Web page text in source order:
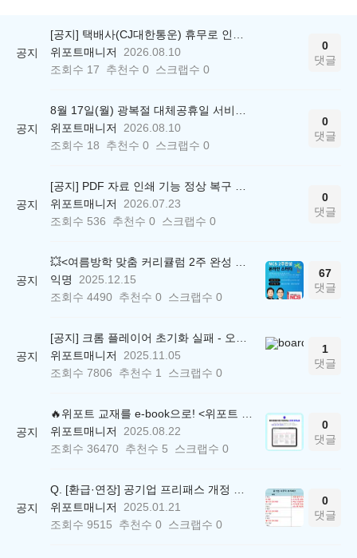
공지
[공지] 택배사(CJ대한통운) 휴무로 인한 배송 지연 안내
위포트매니저
2026.08.10
조회수 17 추천수 0 스크랩수 0
0
댓글
공지
8월 17일(월) 광복절 대체공휴일 서비스 운영시간에 대해 안내드립니다.
위포트매니저
2026.08.10
조회수 18 추천수 0 스크랩수 0
0
댓글
공지
[공지] PDF 자료 인쇄 기능 정상 복구 안내
위포트매니저
2026.07.23
조회수 536 추천수 0 스크랩수 0
0
댓글
공지
💥<여름방학 맞춤 커리큘럼 2주 완성 무료 스터디> 모집 시작!
익명
2025.12.15
조회수 4490 추천수 0 스크랩수 0
67
댓글
공지
[공지] 크롬 플레이어 초기화 실패 - 오류 조치 방법 안내 (Chrome 142 버전, Edge)
위포트매니저
2025.11.05
조회수 7806 추천수 1 스크랩수 0
1
댓글
공지
🔥위포트 교재를 e-book으로! <위포트 스마트학습실>
위포트매니저
2025.08.22
조회수 36470 추천수 5 스크랩수 0
0
댓글
공지
Q. [환급·연장] 공기업 프리패스 개정 안내 (25.01.21 18:00~)
위포트매니저
2025.01.21
조회수 9515 추천수 0 스크랩수 0
0
댓글